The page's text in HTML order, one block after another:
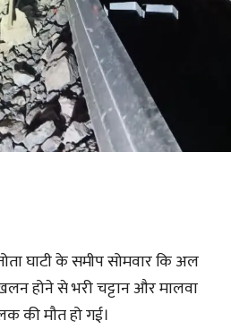
घाटी के समीप सोमवार कि अल
होने से भरी चट्टान और मालवा
की मौत हो गई।